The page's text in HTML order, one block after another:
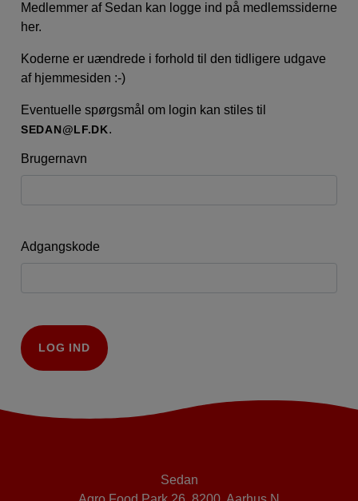
Medlemmer af Sedan kan logge ind på medlemssiderne
her.
Koderne er uændrede i forhold til den tidligere udgave
af hjemmesiden :-)
Eventuelle spørgsmål om login kan stiles til
SEDAN@LF.DK.
Brugernavn
Adgangskode
LOG IND
Sedan